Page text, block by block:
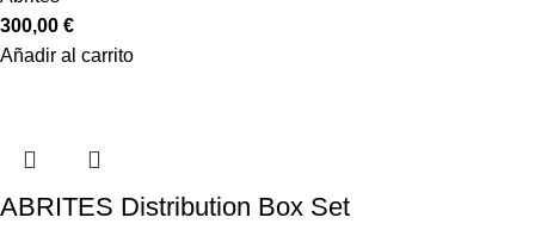
300,00 €
Añadir al carrito
ABRITES Distribution Box Set